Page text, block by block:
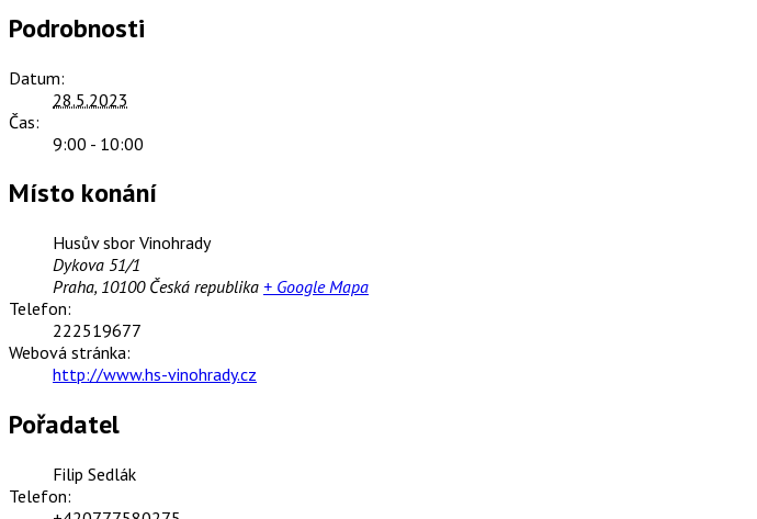
Podrobnosti
Datum:
28.5.2023
Čas:
9:00 - 10:00
Místo konání
Husův sbor Vinohrady
Dykova 51/1
Praha, 10100 Česká republika + Google Mapa
Telefon:
222519677
Webová stránka:
http://www.hs-vinohrady.cz
Pořadatel
Filip Sedlák
Telefon: